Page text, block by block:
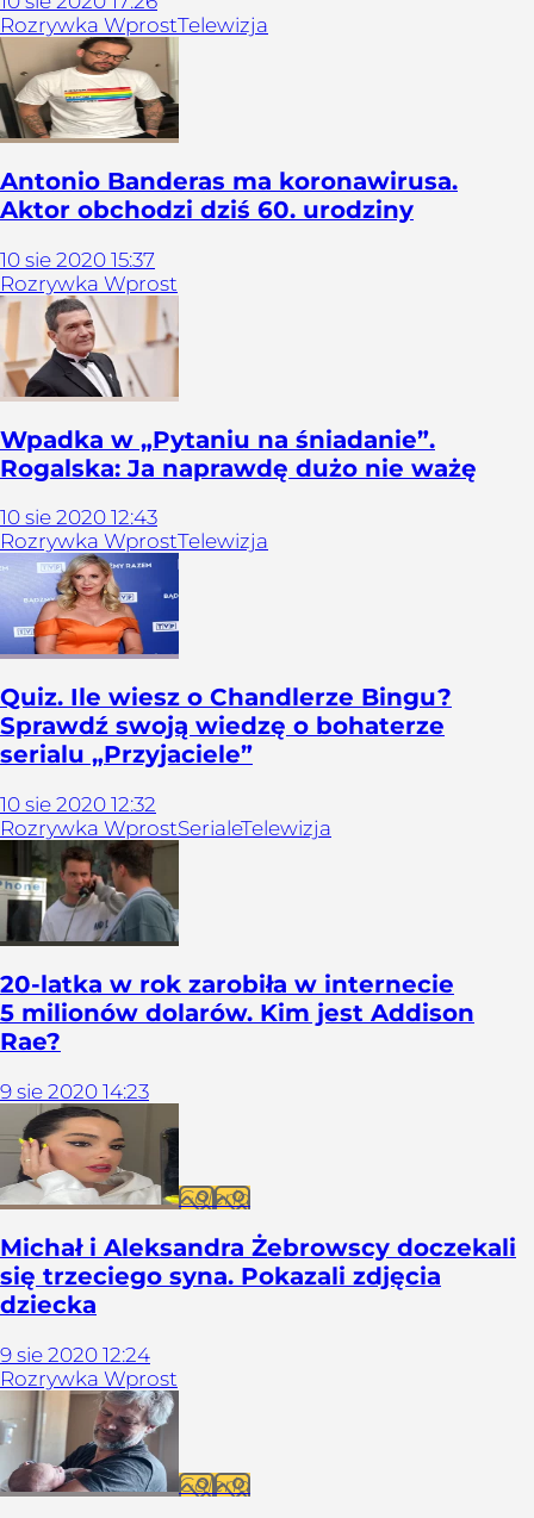
Rozrywka WprostTelewizja
Antonio Banderas ma koronawirusa.
Aktor obchodzi dziś 60. urodziny
10 sie 2020 15:37
Rozrywka Wprost
Wpadka w „Pytaniu na śniadanie”.
Rogalska: Ja naprawdę dużo nie ważę
10 sie 2020 12:43
Rozrywka WprostTelewizja
Quiz. Ile wiesz o Chandlerze Bingu?
Sprawdź swoją wiedzę o bohaterze
serialu „Przyjaciele”
10 sie 2020 12:32
Rozrywka WprostSerialeTelewizja
20-latka w rok zarobiła w internecie
5 milionów dolarów. Kim jest Addison
Rae?
9 sie 2020 14:23
Galeria
Michał i Aleksandra Żebrowscy doczekali
się trzeciego syna. Pokazali zdjęcia
dziecka
9 sie 2020 12:24
Rozrywka Wprost
Galeria